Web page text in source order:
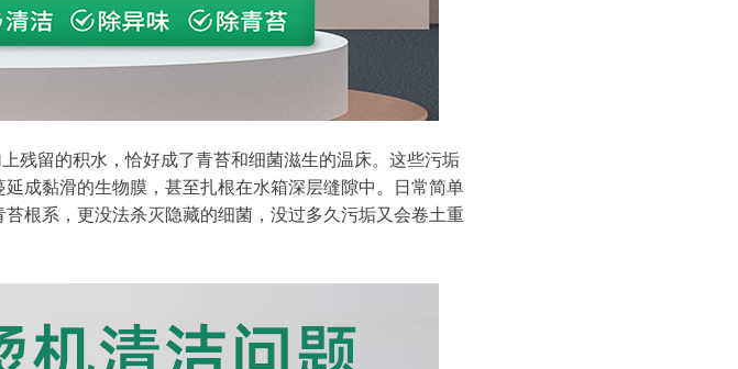
残留的积水，恰好成了青苔和细菌滋生的温床。这些污垢
成黏滑的生物膜，甚至扎根在水箱深层缝隙中。日常简单
根系，更没法杀灭隐藏的细菌，没过多久污垢又会卷土重